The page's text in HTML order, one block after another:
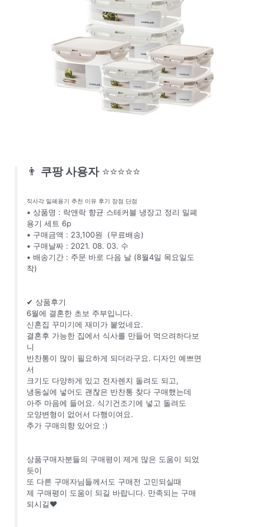
👨 쿠팡 사용자 ⭐⭐⭐⭐⭐
직사각 밀폐용기 추천 이유 후기 장점 단점
• 상품명 : 락앤락 향균 스테커블 냉장고 정리 밀폐
용기 세트 6p
• 구매금액 : 23,100원 (무료배송)
• 구매날짜 : 2021. 08. 03. 수
• 배송기간 : 주문 바로 다음 날 (8월4일 목요일도
착)
✔ 상품후기
6월에 결혼한 초보 주부입니다.
신혼집 꾸미기에 재미가 붙었네요.
결혼후 가능한 집에서 식사를 만들어 먹으려하다보
니
반찬통이 많이 필요하게 되더라구요. 디자인 예쁘면
서
크기도 다양하게 있고 전자렌지 돌려도 되고,
냉동실에 넣어도 괜찮은 반찬통 찾다 구매했는데
아주 마음에 들어요. 식기건조기에 넣고 돌려도
모양변형이 없어서 다행이여요.
추가 구매의향 있어요 :)
상품구매자분들의 구매평이 제게 많은 도움이 되었
듯이
또 다른 구매자님들께서도 구매전 고민되실때
제 구매평이 도움이 되길 바랍니다. 만족되는 구매
되시길❤